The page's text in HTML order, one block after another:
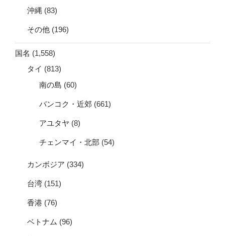
沖縄 (83)
その他 (196)
国名 (1,558)
タイ (813)
南の島 (60)
バンコク・近郊 (661)
アユタヤ (8)
チェンマイ・北部 (54)
カンボジア (334)
台湾 (151)
香港 (76)
ベトナム (96)